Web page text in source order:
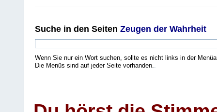
Suche in den Seiten Zeugen der Wahrheit
Wenn Sie nur ein Wort suchen, sollte es nicht links in der
Die Menüs sind auf jeder Seite vorhanden..